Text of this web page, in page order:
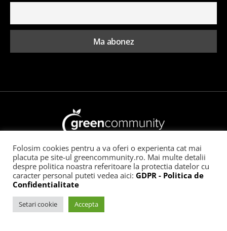
Toate drepturile rezervate GreenCommunity
Acasă Ce înseamnă GreenCommunity
Publicitate
Folosim cookies pentru a va oferi o experienta cat mai
placuta pe site-ul greencommunity.ro. Mai multe detalii
despre politica noastra referitoare la protectia datelor cu
caracter personal puteti vedea aici: GDPR - Politica de
Confidentialitate
Setari cookie Accepta